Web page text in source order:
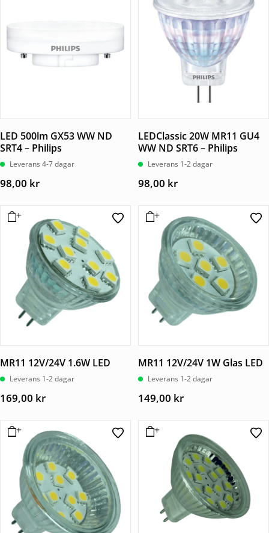
LED 500lm GX53 WW ND
SRT4 – Philips
Leverans 4-7 dagar
98,00 kr
LEDClassic 20W MR11 GU4
WW ND SRT6 – Philips
Leverans 1-2 dagar
98,00 kr
MR11 12V/24V 1.6W LED
Leverans 1-2 dagar
169,00 kr
MR11 12V/24V 1W Glas LED
Leverans 1-2 dagar
149,00 kr